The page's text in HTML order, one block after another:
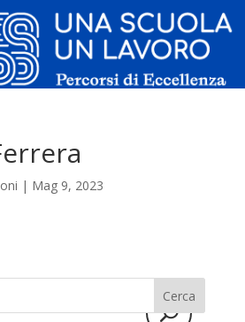
| Mag 9, 2023
Cerca